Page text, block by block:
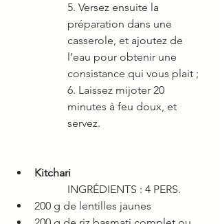
5. Versez ensuite la
préparation dans une
casserole, et ajoutez de
l’eau pour obtenir une
consistance qui vous plait ;
6. Laissez mijoter 20
minutes à feu doux, et
servez.
Kitchari
INGRÉDIENTS : 4 PERS.
200 g de lentilles jaunes